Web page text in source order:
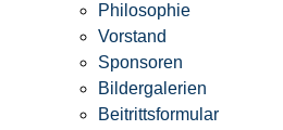
Philosophie
Vorstand
Sponsoren
Bildergalerien
Beitrittsformular